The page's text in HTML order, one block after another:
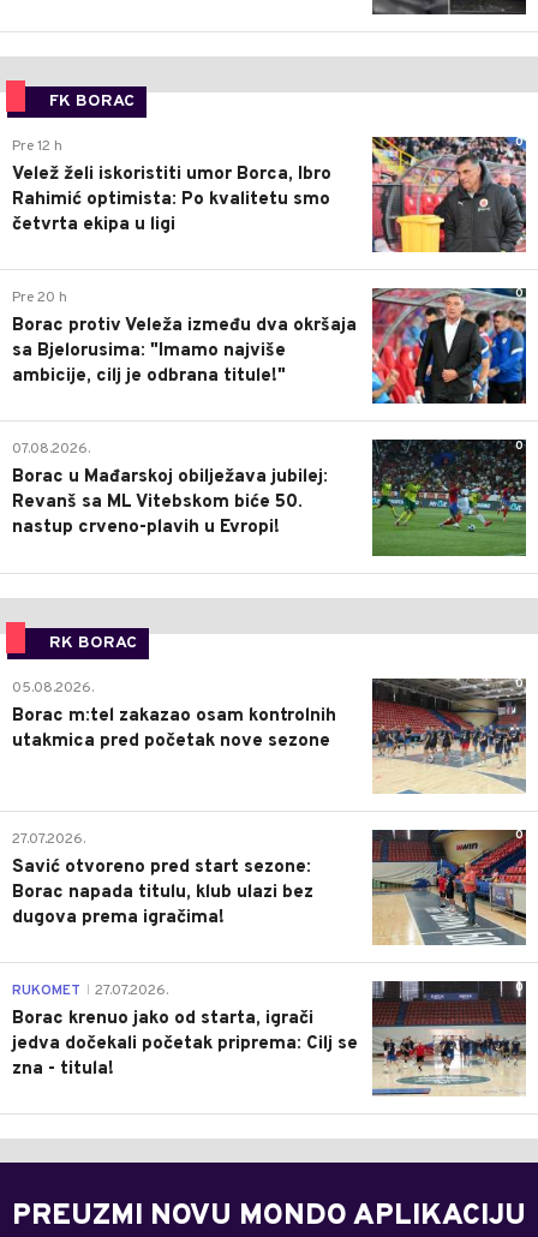
FK BORAC
0
Pre 12 h
Velež želi iskoristiti umor Borca, Ibro
Rahimić optimista: Po kvalitetu smo
četvrta ekipa u ligi
0
Pre 20 h
Borac protiv Veleža između dva okršaja
sa Bjelorusima: "Imamo najviše
ambicije, cilj je odbrana titule!"
0
07.08.2026.
Borac u Mađarskoj obilježava jubilej:
Revanš sa ML Vitebskom biće 50.
nastup crveno-plavih u Evropi!
RK BORAC
0
05.08.2026.
Borac m:tel zakazao osam kontrolnih
utakmica pred početak nove sezone
0
27.07.2026.
Savić otvoreno pred start sezone:
Borac napada titulu, klub ulazi bez
dugova prema igračima!
0
RUKOMET 27.07.2026.
Borac krenuo jako od starta, igrači
jedva dočekali početak priprema: Cilj se
zna - titula!
PREUZMI NOVU MONDO APLIKACIJU